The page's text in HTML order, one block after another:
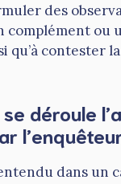
des
complément ou
qu’à contester
déroule
dans un